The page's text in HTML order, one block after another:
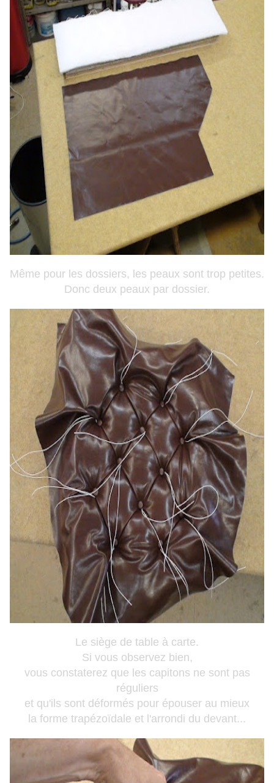
Même pour les dossiers, les peaux sont trop petites.
Donc deux peaux par dossier.
Le siège de table à carte.
Si vous observez bien,
vous constaterez que les capitons ne sont pas
réguliers
et qu'ils sont déformés pour épouser au mieux
la forme trapézoïdale et l'arrondi du devant...